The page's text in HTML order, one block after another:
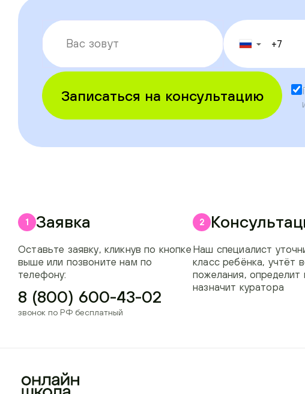
▼
Записаться на консультацию
1 Заявка
Оставьте заявку, кликнув по кнопке
выше или позвоните нам по
телефону:
8 (800) 600-43-02
звонок по РФ бесплатный
2
Наш специалист
класс ребёнка, учтёт
пожелания, определит
назначит куратора